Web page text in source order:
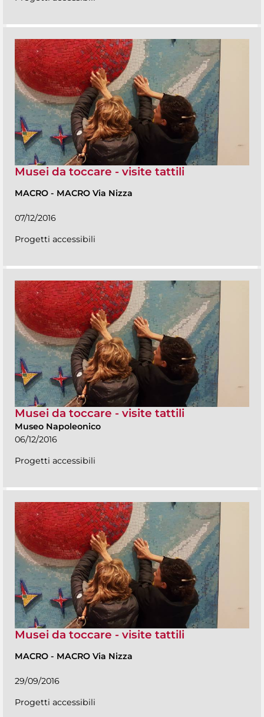
Musei da toccare - visite tattili
MACRO - MACRO Via Nizza
07/12/2016
Progetti accessibili
Musei da toccare - visite tattili
Museo Napoleonico
06/12/2016
Progetti accessibili
Musei da toccare - visite tattili
MACRO - MACRO Via Nizza
29/09/2016
Progetti accessibili